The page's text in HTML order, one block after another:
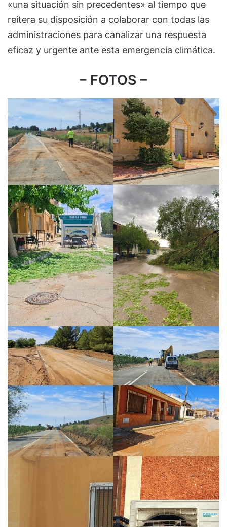
«una situación sin precedentes» al tiempo que
reitera su disposición a colaborar con todas las
administraciones para canalizar una respuesta
eficaz y urgente ante esta emergencia climática.
– FOTOS –